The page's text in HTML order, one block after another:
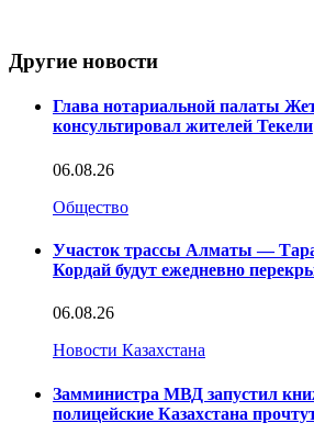
Другие новости
Глава нотариальной палаты
консультировал жителей Текели
06.08.26
Общество
Участок трассы Алматы —
Кордай будут ежедневно
06.08.26
Новости Казахстана
Замминистра МВД запустил
полицейские Казахстана